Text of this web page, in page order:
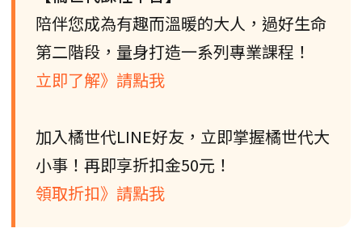
陪伴您成為有趣而溫暖的大人，過好生命
第二階段，量身打造一系列專業課程！
立即了解》請點我
加入橘世代LINE好友，立即掌握橘世代大
小事！再即享折扣金50元！
領取折扣》請點我